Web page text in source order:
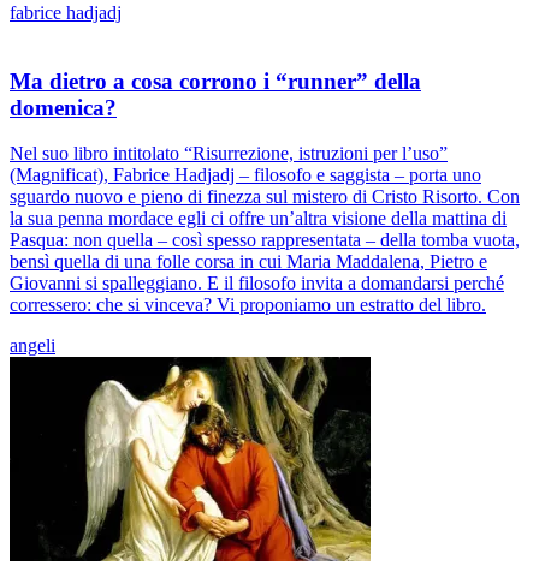
fabrice hadjadj
Ma dietro a cosa corrono i “runner” della
domenica?
Nel suo libro intitolato “Risurrezione, istruzioni per l’uso”
(Magnificat), Fabrice Hadjadj – filosofo e saggista – porta uno
sguardo nuovo e pieno di finezza sul mistero di Cristo Risorto. Con
la sua penna mordace egli ci offre un’altra visione della mattina di
Pasqua: non quella – così spesso rappresentata – della tomba vuota,
bensì quella di una folle corsa in cui Maria Maddalena, Pietro e
Giovanni si spalleggiano. E il filosofo invita a domandarsi perché
corressero: che si vinceva? Vi proponiamo un estratto del libro.
angeli